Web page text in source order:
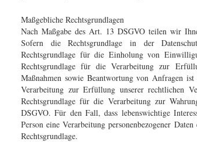
Maßgebliche Rechtsgrundlagen
Nach Maßgabe des Art. 13 DSGVO teilen wir
Sofern die Rechtsgrundlage in der
Rechtsgrundlage für die Einholung von
Rechtsgrundlage für die Verarbeitung zur
Maßnahmen sowie Beantwortung von Anfragen
Verarbeitung zur Erfüllung unserer
Rechtsgrundlage für die Verarbeitung zur
DSGVO. Für den Fall, dass lebenswichtige
Person eine Verarbeitung personenbezogener
Rechtsgrundlage.